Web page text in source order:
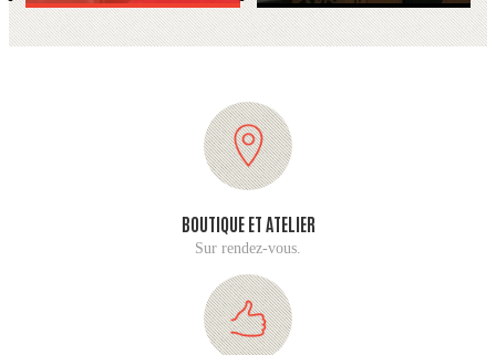
BOUTIQUE ET ATELIER
Sur rendez-vous.